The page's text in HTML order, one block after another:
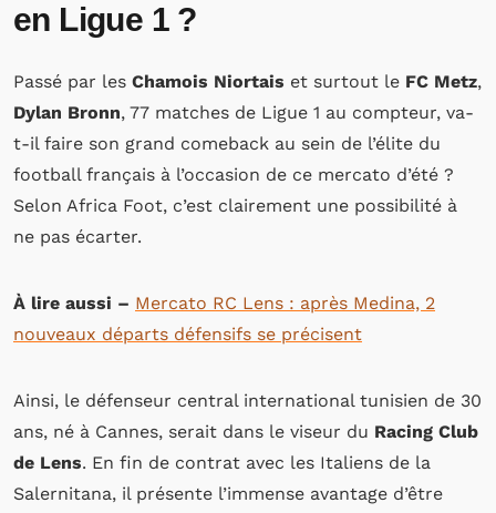
en Ligue 1 ?
Passé par les Chamois Niortais et surtout le FC Metz,
Dylan Bronn, 77 matches de Ligue 1 au compteur, va-
t-il faire son grand comeback au sein de l’élite du
football français à l’occasion de ce mercato d’été ?
Selon Africa Foot, c’est clairement une possibilité à
ne pas écarter.
À lire aussi – Mercato RC Lens : après Medina, 2
nouveaux départs défensifs se précisent
Ainsi, le défenseur central international tunisien de 30
ans, né à Cannes, serait dans le viseur du Racing Club
de Lens. En fin de contrat avec les Italiens de la
Salernitana, il présente l’immense avantage d’être